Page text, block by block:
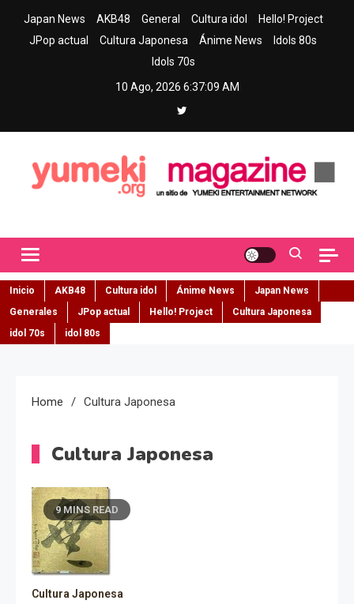
Japan News AKB48 General Cultura idol
Hello! Project
JPop actual
Cultura Japonesa Ánime News
Idols 80s
Idols 70s
10 Ago, 2026 6:37:10 AM
Inicio AKB48 Cultura idol Ánime News
Japan News
Generales
JPop actual Hello! Project
Cultura Japonesa
idol 70s
idol 80s
Home Cultura Japonesa
Cultura Japonesa
9 MINS READ
Cultura Japonesa